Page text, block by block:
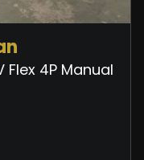
Flex 4P Manual